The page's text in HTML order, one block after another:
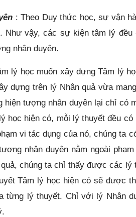
: Theo Duy thức học, sự vận
Như vậy, các sự kiện tâm lý
nhân duyên.
lý học muốn xây dựng Tâm lý
dựng trên lý Nhân quả vừa
hiện tượng nhân duyên lại chỉ có
học hiện có, mỗi lý thuyết đều
vi tác dụng của nó, chúng ta
nhân duyên nằm ngoài
chúng ta chỉ thấy được các
Tâm lý học hiện có sẽ được
từng lý thuyết. Chỉ với lý Nhân